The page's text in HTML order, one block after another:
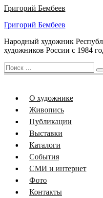
Перейти
содержанию
Григорий Бембеев
Григорий Бембеев
Народный художник
художников России с 1984
Искать:
О художнике
Живопись
Публикации
Выставки
Каталоги
События
СМИ и интернет
Фото
Контакты